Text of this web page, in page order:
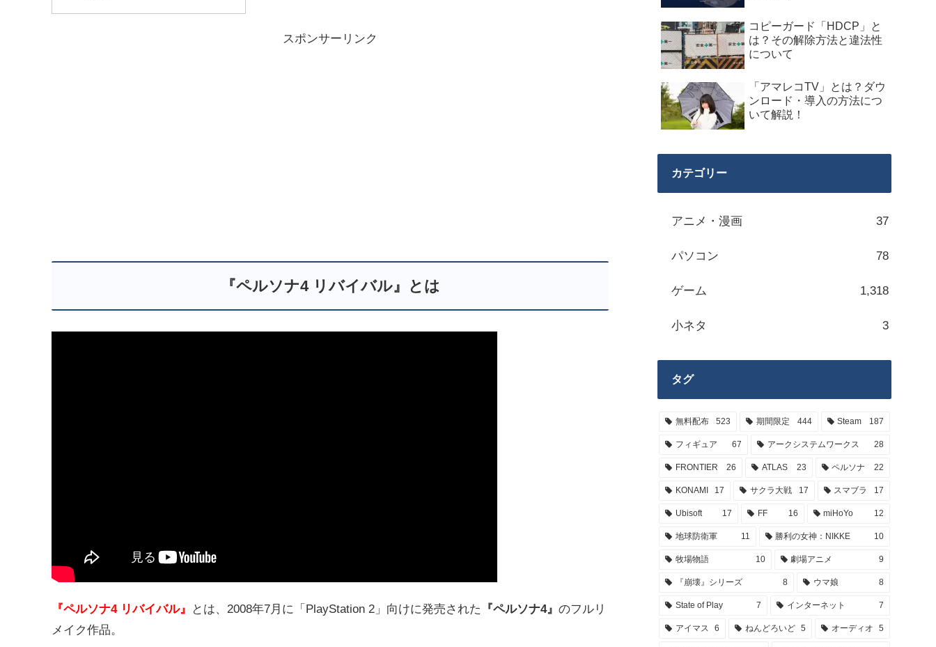
スポンサーリンク
『ペルソナ4 リバイバル』とは
『ペルソナ4 リバイバル』 とは、2008年7月に「PlayStation 2」向けに発売された 『ペルソナ4』 のフルリ
メイク作品。
コピーガード「HDCP」と
は？その解除方法と違法性
について
「アマレコTV」とは？ダウ
ンロード・導入の方法につ
いて解説！
カテゴリー
アニメ・漫画 37
パソコン 78
ゲーム 1,318
小ネタ 3
タグ
無料配布 523 期間限定 444 Steam 187
フィギュア 67 アークシステムワークス 28
FRONTIER 26 ATLAS 23 ペルソナ 22
KONAMI 17 サクラ大戦 17 スマブラ 17
Ubisoft 17 FF 16 miHoYo 12
地球防衛軍 11 勝利の女神：NIKKE 10
牧場物語 10 劇場アニメ 9
『崩壊』シリーズ 8 ウマ娘 8
State of Play 7 インターネット 7
アイマス 6 ねんどろいど 5 オーディオ 5